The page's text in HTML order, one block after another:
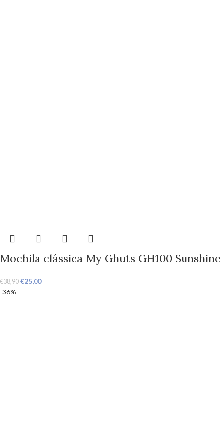
Mochila clássica My Ghuts GH100 Sunshine
€38,90 €25,00
-36%